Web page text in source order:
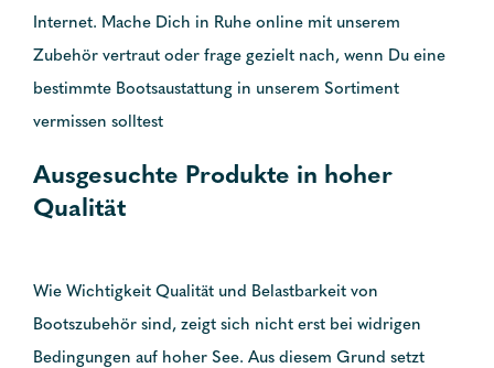
Internet. Mache Dich in Ruhe online mit unserem
Zubehör vertraut oder frage gezielt nach, wenn Du eine
bestimmte Bootsaustattung in unserem Sortiment
vermissen solltest
Ausgesuchte Produkte in hoher
Qualität
Wie Wichtigkeit Qualität und Belastbarkeit von
Bootszubehör sind, zeigt sich nicht erst bei widrigen
Bedingungen auf hoher See. Aus diesem Grund setzt